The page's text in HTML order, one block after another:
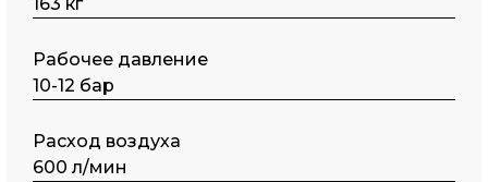
Рабочее давление
10-12 бар
Расход воздуха
600 л/мин